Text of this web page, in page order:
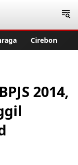
Cirebon
2014,